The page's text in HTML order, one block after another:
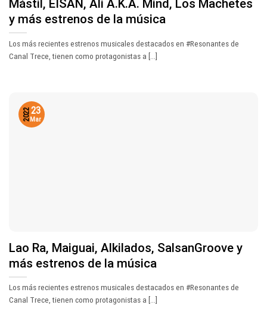
Mástil, EISAN, Ali A.K.A. Mind, Los Machetes
y más estrenos de la música
Los más recientes estrenos musicales destacados en #Resonantes de
Canal Trece, tienen como protagonistas a [...]
Lao Ra, Maiguai, Alkilados, SalsanGroove y
más estrenos de la música
Los más recientes estrenos musicales destacados en #Resonantes de
Canal Trece, tienen como protagonistas a [...]
23
Mar
2022